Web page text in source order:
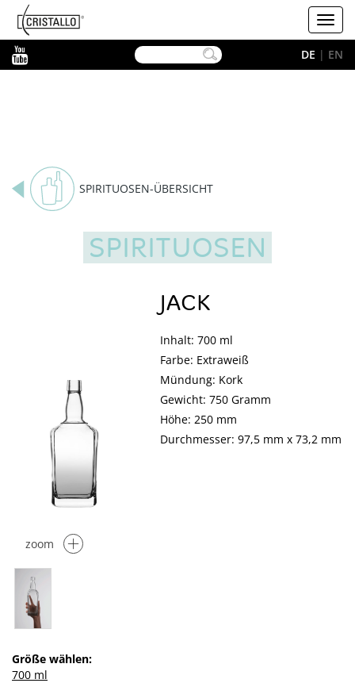
Cristallo
DE | EN
SPIRITUOSEN-ÜBERSICHT
SPIRITUOSEN
zoom
JACK
Inhalt: 700 ml
Farbe: Extraweiß
Mündung: Kork
Gewicht: 750 Gramm
Höhe: 250 mm
Durchmesser: 97,5 mm x 73,2 mm
Größe wählen:
700 ml